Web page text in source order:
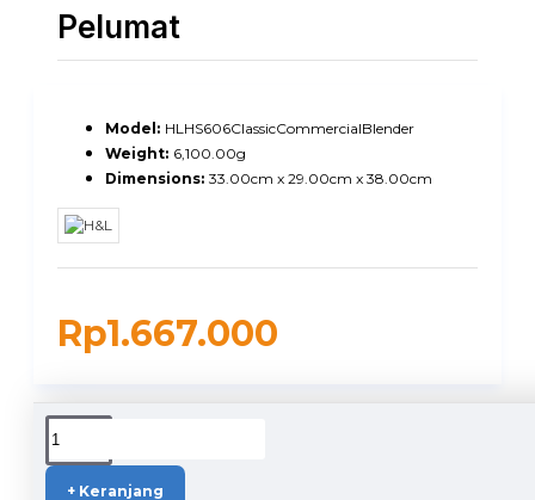
Pelumat
Rp1.667.000
Model: HLHS606ClassicCommercialBlender
Weight: 6,100.00g
Dimensions: 33.00cm x 29.00cm x 38.00cm
+ Keranjang
DUKUNGAN PENGIRIMAN